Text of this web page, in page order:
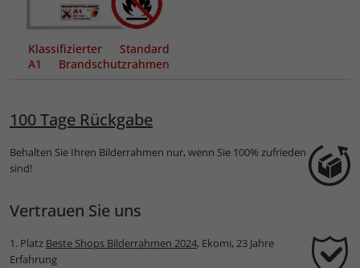
Klassifizierter Standard
A1 Brandschutzrahmen
100 Tage Rückgabe
Behalten Sie Ihren Bilderrahmen nur, wenn Sie 100% zufrieden
sind!
Vertrauen Sie uns
1. Platz Beste Shops Bilderrahmen 2024, Ekomi, 23 Jahre
Erfahrung